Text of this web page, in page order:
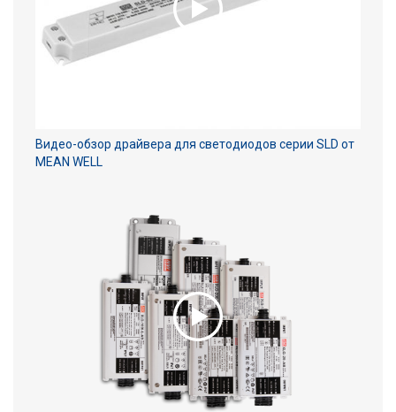
Видео-обзор драйвера для светодиодов серии SLD от
MEAN WELL